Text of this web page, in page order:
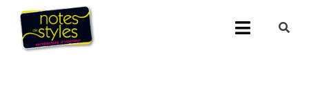
Passer
contenu
Toggle